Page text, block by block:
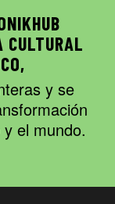
CULTURAL
y se
el mundo.